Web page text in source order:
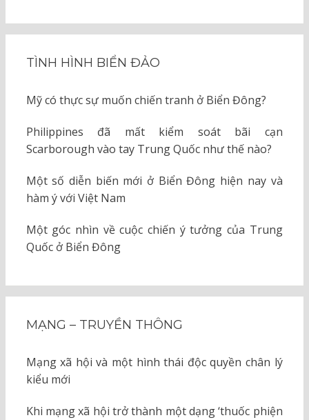
TÌNH HÌNH BIỂN ĐẢO
Mỹ có thực sự muốn chiến tranh ở Biển Đông?
Philippines đã mất kiểm soát bãi cạn
Scarborough vào tay Trung Quốc như thế nào?
Một số diễn biến mới ở Biển Đông hiện nay và
hàm ý với Việt Nam
Một góc nhìn về cuộc chiến ý tưởng của Trung
Quốc ở Biển Đông
MẠNG – TRUYỀN THÔNG
Mạng xã hội và một hình thái độc quyền chân lý
kiểu mới
Khi mạng xã hội trở thành một dạng ‘thuốc phiện